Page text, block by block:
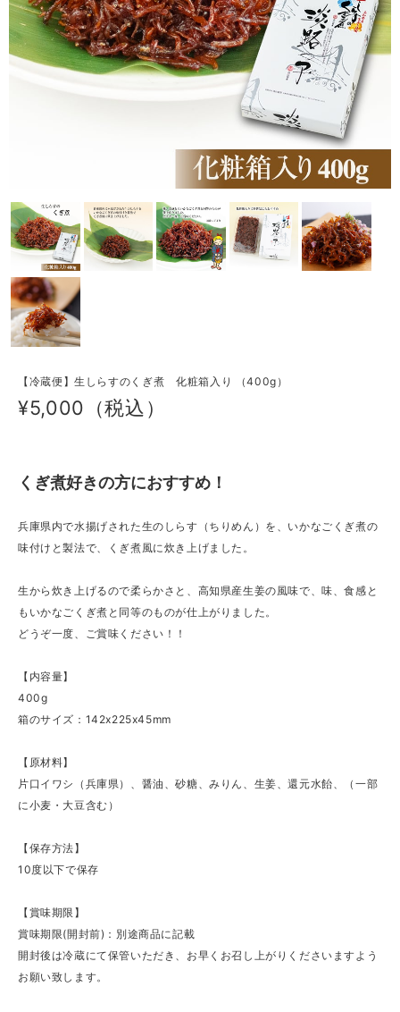
【冷蔵便】生しらすのくぎ煮 化粧箱入り （400g）
¥5,000（税込）
くぎ煮好きの方におすすめ！
兵庫県内で水揚げされた生のしらす（ちりめん）を、いかなごくぎ煮の
味付けと製法で、くぎ煮風に炊き上げました。
生から炊き上げるので柔らかさと、高知県産生姜の風味で、味、食感と
もいかなごくぎ煮と同等のものが仕上がりました。
どうぞ一度、ご賞味ください！！
【内容量】
400g
箱のサイズ：142x225x45mm
【原材料】
片口イワシ（兵庫県）、醤油、砂糖、みりん、生姜、還元水飴、（一部
に小麦・大豆含む）
【保存方法】
10度以下で保存
【賞味期限】
賞味期限(開封前)：別途商品に記載
開封後は冷蔵にて保管いただき、お早くお召し上がりくださいますよう
お願い致します。